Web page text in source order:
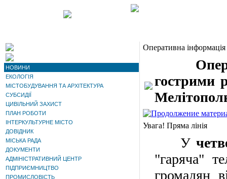
НОВИНИ
ЕКОЛОГІЯ
МІСТОБУДУВАННЯ ТА АРХІТЕКТУРА
СУБСИДІЇ
ЦИВІЛЬНИЙ ЗАХИСТ
ПЛАН РОБОТИ
ІНТЕРКУЛЬТУРНЕ МІСТО
ДОВІДНИК
МІСЬКА РАДА
ДОКУМЕНТИ
АДМІНІСТРАТИВНИЙ ЦЕНТР
ПІДПРИЄМНИЦТВО
ПРОМИСЛОВІСТЬ
Оперативна
гострими
Увага! Пряма лінія
У
"гаряча"
громадян